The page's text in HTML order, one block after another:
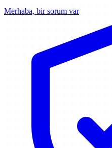
Merhaba, bir sorum var